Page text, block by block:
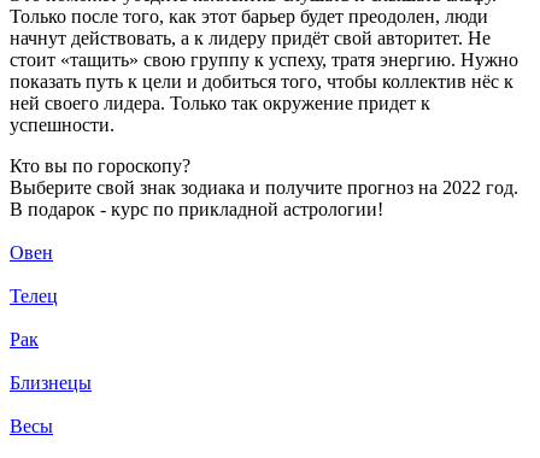
Только после того, как этот барьер будет преодолен, люди
начнут действовать, а к лидеру придёт свой авторитет. Не
стоит «тащить» свою группу к успеху, тратя энергию. Нужно
показать путь к цели и добиться того, чтобы коллектив нёс к
ней своего лидера. Только так окружение придет к
успешности.
Кто вы по гороскопу?
Выберите свой знак зодиака и получите прогноз на 2022 год.
В подарок - курс по прикладной астрологии!
Овен
Телец
Рак
Близнецы
Весы